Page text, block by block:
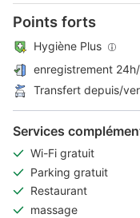
Points forts
Hygiène Plus
enregistrement
Transfert depuis/
Services
Wi-Fi gratuit
Parking gratuit
Restaurant
massage